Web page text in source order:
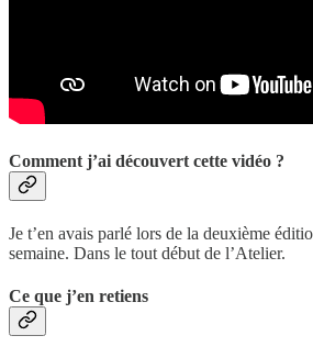
Comment j’ai découvert cette vidéo ?
Je t’en avais parlé lors de la deuxième
semaine. Dans le tout début de l’Atelier.
Ce que j’en retiens